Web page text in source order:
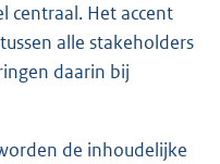
centraal. Het accent
alle stakeholders
daarin bij
de inhoudelijke